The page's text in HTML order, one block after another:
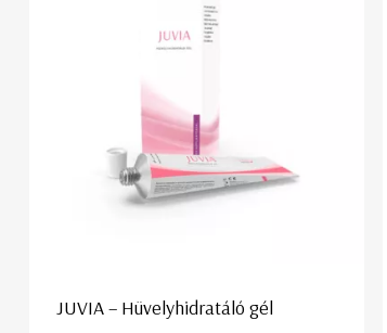
JUVIA – Hüvelyhidratáló gél